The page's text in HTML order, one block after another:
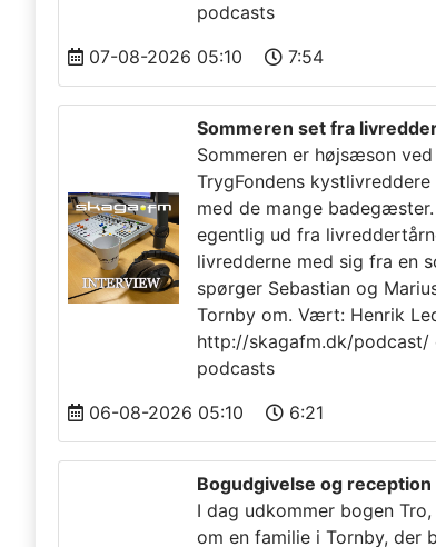
podcasts
07-08-2026 05:10 7:54
Sommeren set fra
Sommeren er højsæson
TrygFondens
med de mange
egentlig ud fra
livredderne med sig fra en
spørger Sebastian og
Tornby om. Vært: Henrik
http://skagafm.dk/podcast/
podcasts
06-08-2026 05:10 6:21
Bogudgivelse og reception
I dag udkommer bogen
om en familie i Tornby,